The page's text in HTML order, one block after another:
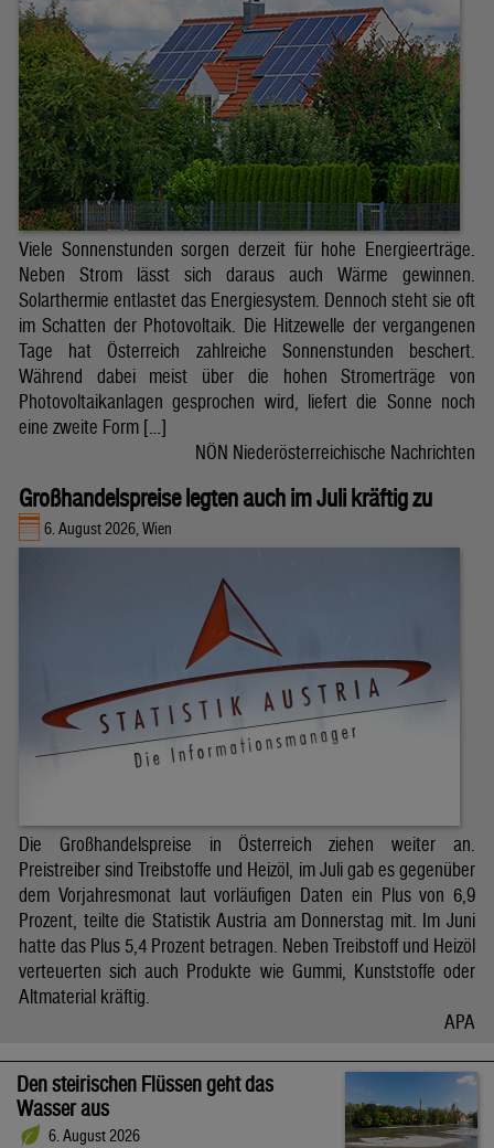
Viele Sonnenstunden sorgen derzeit für hohe Energieerträge.
Neben Strom lässt sich daraus auch Wärme gewinnen.
Solarthermie entlastet das Energiesystem. Dennoch steht sie oft
im Schatten der Photovoltaik. Die Hitzewelle der vergangenen
Tage hat Österreich zahlreiche Sonnenstunden beschert.
Während dabei meist über die hohen Stromerträge von
Photovoltaikanlagen gesprochen wird, liefert die Sonne noch
eine zweite Form […]
NÖN Niederösterreichische Nachrichten
Großhandelspreise legten auch im Juli kräftig zu
6. August 2026, Wien
Die Großhandelspreise in Österreich ziehen weiter an.
Preistreiber sind Treibstoffe und Heizöl, im Juli gab es gegenüber
dem Vorjahresmonat laut vorläufigen Daten ein Plus von 6,9
Prozent, teilte die Statistik Austria am Donnerstag mit. Im Juni
hatte das Plus 5,4 Prozent betragen. Neben Treibstoff und Heizöl
verteuerten sich auch Produkte wie Gummi, Kunststoffe oder
Altmaterial kräftig.
APA
Den steirischen Flüssen geht das
Wasser aus
6. August 2026